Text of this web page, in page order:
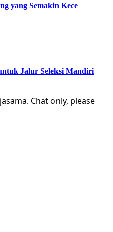
yang Semakin Kece
Jalur Seleksi Mandiri
Chat only, please